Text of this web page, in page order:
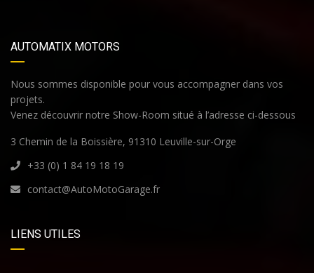
AUTOMATIX MOTORS
Nous sommes disponible pour vous accompagner dans vos
projets.
Venez découvrir notre Show-Room situé à l’adresse ci-dessous
3 Chemin de la Boissière, 91310 Leuville-sur-Orge
+33 (0) 1 84 19 18 19
contact@AutoMotoGarage.fr
LIENS UTILES